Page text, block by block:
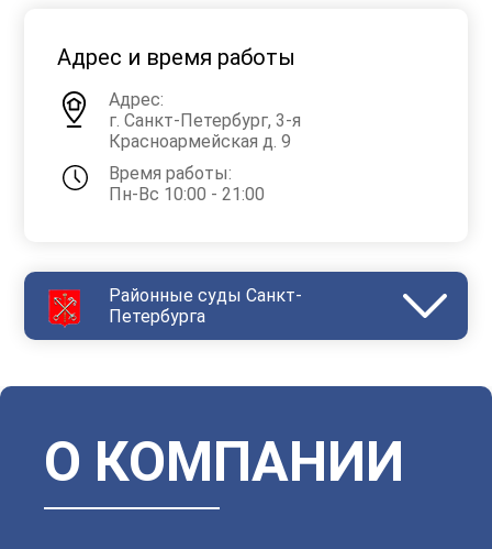
Адрес и время работы
Адрес:
г. Санкт-Петербург, 3-я
Красноармейская д. 9
Время работы:
Пн-Вс 10:00 - 21:00
Районные суды Санкт-
Петербурга
Московский
Невский Октябрьский
Петроградский
Петродворцовый
Приморский Пушкинский
Сестрорецкий
Смольнинский
О КОМПАНИИ